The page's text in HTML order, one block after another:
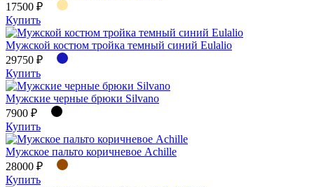
17500 ₽
Купить
Мужской костюм тройка темный синий Eulalio
29750 ₽
Купить
Мужские черные брюки Silvano
7900 ₽
Купить
Мужское пальто коричневое Achille
28000 ₽
Купить